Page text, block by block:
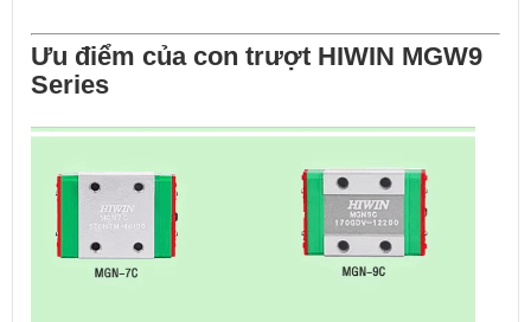
Ưu điểm của con trượt HIWIN MGW9
Series